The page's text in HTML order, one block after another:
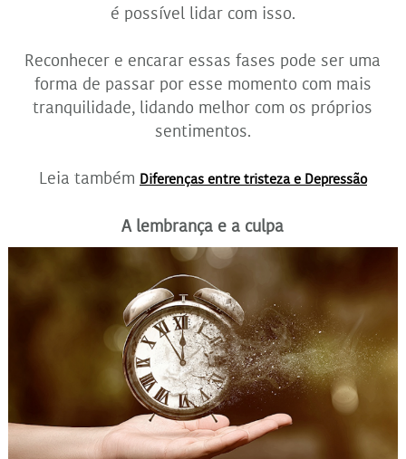
é possível lidar com isso.
Reconhecer e encarar essas fases pode ser uma
forma de passar por esse momento com mais
tranquilidade, lidando melhor com os próprios
sentimentos.
Leia também Diferenças entre tristeza e Depressão
A lembrança e a culpa